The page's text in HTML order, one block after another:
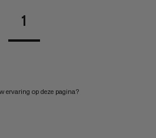
1
ervaring op deze pagina?